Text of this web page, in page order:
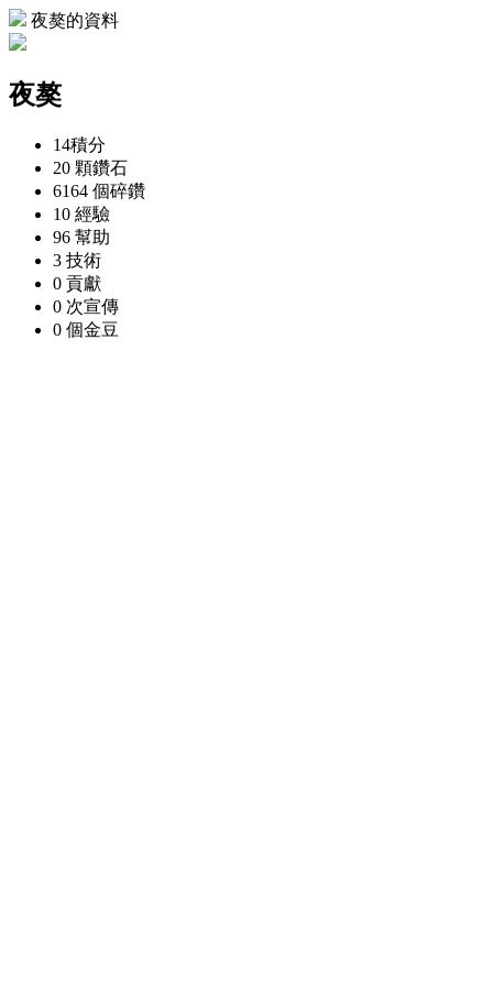
夜獒的資料
夜獒
14積分
20 顆鑽石
6164 個碎鑽
10 經驗
96 幫助
3 技術
0 貢獻
0 次宣傳
0 個金豆